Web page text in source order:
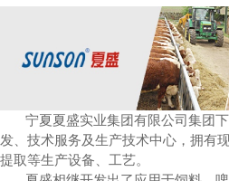
宁夏夏盛实业集团有限公司集团下
发、技术服务及生产技术中心，拥有
提取等生产设备、工艺。